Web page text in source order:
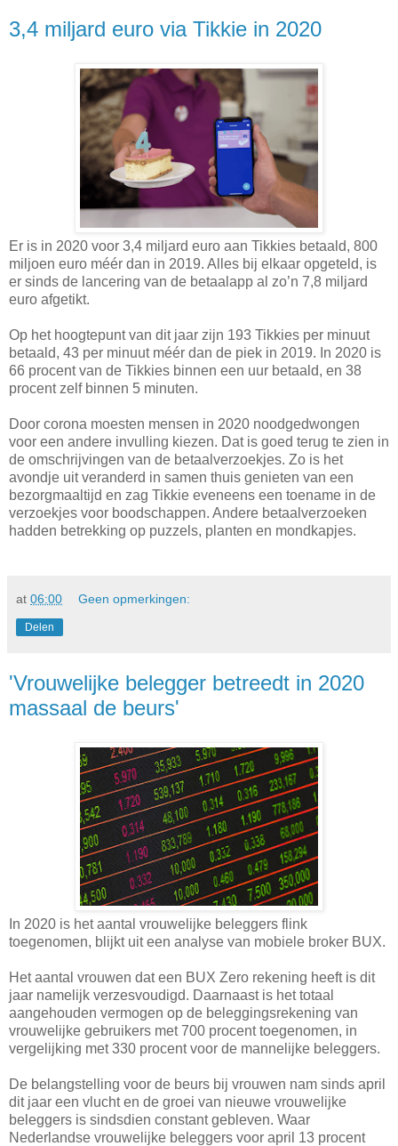
3,4 miljard euro via Tikkie in 2020
Er is in 2020 voor 3,4 miljard euro aan Tikkies betaald, 800
miljoen euro méér dan in 2019. Alles bij elkaar opgeteld, is
er sinds de lancering van de betaalapp al zo’n 7,8 miljard
euro afgetikt.
Op het hoogtepunt van dit jaar zijn 193 Tikkies per minuut
betaald, 43 per minuut méér dan de piek in 2019. In 2020 is
66 procent van de Tikkies binnen een uur betaald, en 38
procent zelf binnen 5 minuten.
Door corona moesten mensen in 2020 noodgedwongen
voor een andere invulling kiezen. Dat is goed terug te zien in
de omschrijvingen van de betaalverzoekjes. Zo is het
avondje uit veranderd in samen thuis genieten van een
bezorgmaaltijd en zag Tikkie eveneens een toename in de
verzoekjes voor boodschappen. Andere betaalverzoeken
hadden betrekking op puzzels, planten en mondkapjes.
at 06:00 Geen opmerkingen:
Delen
'Vrouwelijke belegger betreedt in 2020
massaal de beurs'
In 2020 is het aantal vrouwelijke beleggers flink
toegenomen, blijkt uit een analyse van mobiele broker BUX.
Het aantal vrouwen dat een BUX Zero rekening heeft is dit
jaar namelijk verzesvoudigd. Daarnaast is het totaal
aangehouden vermogen op de beleggingsrekening van
vrouwelijke gebruikers met 700 procent toegenomen, in
vergelijking met 330 procent voor de mannelijke beleggers.
De belangstelling voor de beurs bij vrouwen nam sinds april
dit jaar een vlucht en de groei van nieuwe vrouwelijke
beleggers is sindsdien constant gebleven. Waar
Nederlandse vrouwelijke beleggers voor april 13 procent